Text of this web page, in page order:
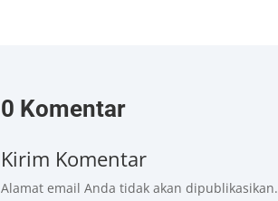
0 Komentar
Kirim Komentar
Alamat email Anda tidak akan dipublikasikan.